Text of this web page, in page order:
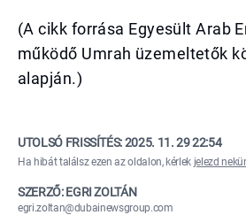
(A cikk forrása Egyesült Arab
működő Umrah üzemeltetők
alapján.)
UTOLSÓ FRISSÍTÉS:2025. 11. 29 22:54
Ha hibát találsz ezen az oldalon, kérlek jelezd
SZERZŐ: EGRI ZOLTÁN
egri.zoltan@dubainewsgroup.com